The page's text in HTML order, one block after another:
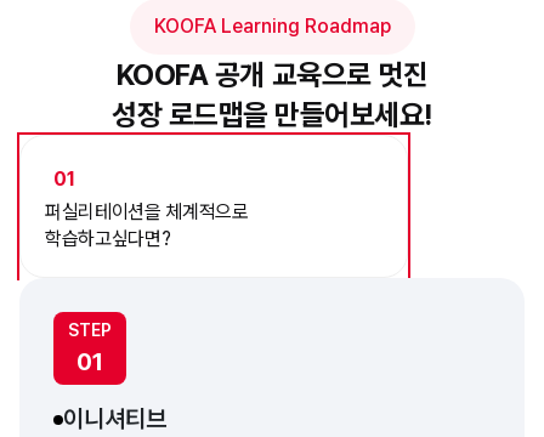
KOOFA Learning Roadmap
KOOFA 공개 교육으로 멋진
성장 로드맵을 만들어보세요!
01
퍼실리테이션을 체계적으로
학습하고싶다면?
STEP
01
이니셔티브